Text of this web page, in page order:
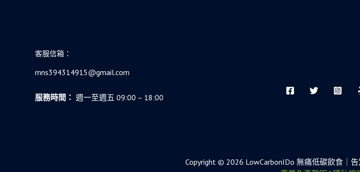
客服信箱：
mns394314915@gmail.com
服務時間： 週一至週五 09:00 – 18:00
Copyright © 2026 LowCarbonIDo 無痛低碳飲食｜